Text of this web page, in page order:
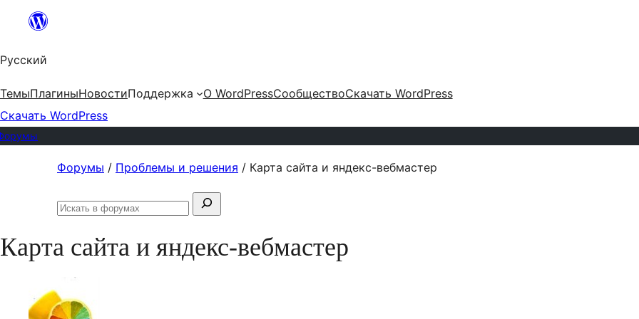
Перейти
содержимому
Русский
ТемыПлагиныНовостиПоддержка О WordPressСообществоСкачать WordPress
Скачать WordPress
содержимому
Форумы / Проблемы и решения / Карта сайта и яндекс-вебмастер
Поиск:
Искать
Карта сайта и яндекс-вебмастер